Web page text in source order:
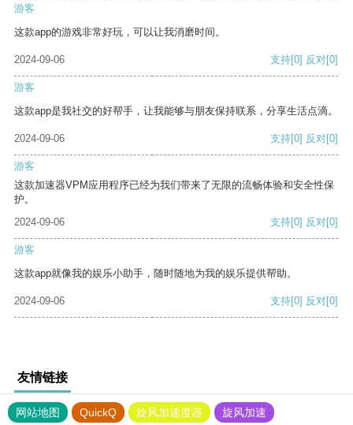
游客
这款app的游戏非常好玩，可以让我消磨时间。
2024-09-06 支持[0] 反对[0]
游客
这款app是我社交的好帮手，让我能够与朋友保持联系，分享生活点滴。
2024-09-06 支持[0] 反对[0]
游客
这款加速器VPM应用程序已经为我们带来了无限的流畅体验和安全性保
护。
2024-09-06
支持[0] 反对[0]
游客
这款app就像我的娱乐小助手，随时随地为我的娱乐提供帮助。
2024-09-06 支持[0] 反对[0]
友情链接
网站地图 QuickQ 旋风加速度器
旋风加速